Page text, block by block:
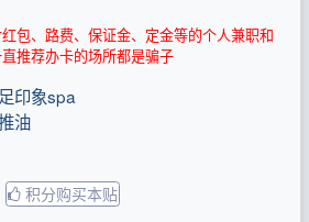
包、路费、保证金、定金等的个人兼职和
推荐办卡的场所都是骗子
印象spa
油
积分购买本贴